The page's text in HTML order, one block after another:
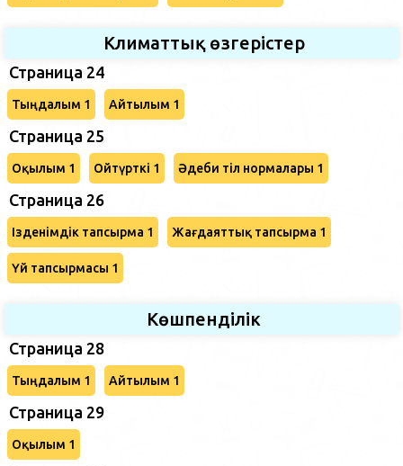
Климаттық өзгерістер
Страница 24
Тыңдалым 1 Айтылым 1
Страница 25
Оқылым 1 Ойтүрткі 1 Әдеби тіл нормалары 1
Страница 26
Ізденімдік тапсырма 1 Жағдаяттық тапсырма 1
Үй тапсырмасы 1
Көшпенділік
Страница 28
Тыңдалым 1 Айтылым 1
Страница 29
Оқылым 1